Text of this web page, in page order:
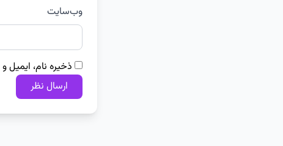
وب‌سایت
ذخیره نام، ایمیل